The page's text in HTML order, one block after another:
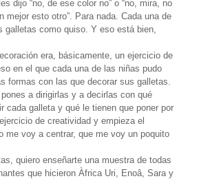
dijo “no, de ese color no” o “no, mira, no
mejor esto otro”. Para nada. Cada una de
galletas como quiso. Y eso está bien,
era, básicamente, un ejercicio de
en el que cada una de las niñas pudo
formas con las que decorar sus galletas.
a dirigirlas y a decirlas con qué
cada galleta y qué le tienen que poner por
de creatividad y empieza el
me voy a centrar, que me voy un poquito
quiero enseñarte una muestra de todas
que hicieron Àfrica Uri, Enoâ, Sara y